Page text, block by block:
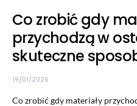
Co zrobić gdy
przychodzą w
skuteczne
19/01/2026
Co zrobić gdy materiały